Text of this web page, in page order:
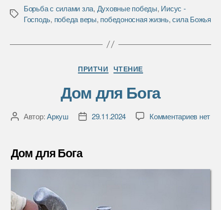
e
b
o
t
t
r
р
а
и
Метки
Борьба с силами зла, Духовные победы, Иисус -
Господь, победа веры, победоносная жизнь,сила Божья
Рубрики
ПРИТЧИ ЧТЕНИЕ
Дом для Бога
АвторАвтор:Аркуш
Дата29.11.2024 Комментариевкнет
Дом для Бога